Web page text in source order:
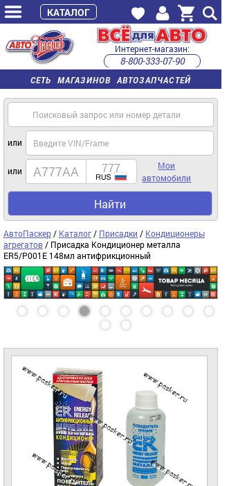
СЕТЬ МАГАЗИНОВ АВТОЗАПЧАСТЕЙ
Интернет-магазин:
8-800-333-07-90
часы работы с 9:00 до 22:00 (пн-пт)
или
или
Мои
автомобили
Найти
АвтоПаскер / Каталог / Присадки / Кондиционеры
агрегатов / Присадка Кондиционер металла
ER5/P001E 148мл антифрикционный
КАТАЛОГ